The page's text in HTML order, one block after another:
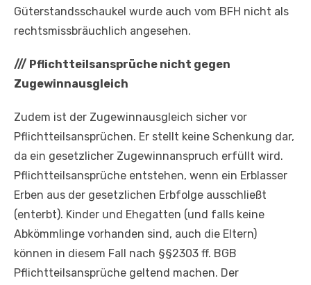
Güterstandsschaukel wurde auch vom BFH nicht als
rechtsmissbräuchlich angesehen.
/// Pflichtteilsansprüche nicht gegen
Zugewinnausgleich
Zudem ist der Zugewinnausgleich sicher vor
Pflichtteilsansprüchen. Er stellt keine Schenkung dar,
da ein gesetzlicher Zugewinnanspruch erfüllt wird.
Pflichtteilsansprüche entstehen, wenn ein Erblasser
Erben aus der gesetzlichen Erbfolge ausschließt
(enterbt). Kinder und Ehegatten (und falls keine
Abkömmlinge vorhanden sind, auch die Eltern)
können in diesem Fall nach §§2303 ff. BGB
Pflichtteilsansprüche geltend machen. Der